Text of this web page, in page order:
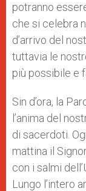
potranno
che si celebra
d’arrivo del
tuttavia le
più possibile e
Sin d’ora, la
l’anima del
di sacerdoti.
mattina il
con i salmi
Lungo l’intero